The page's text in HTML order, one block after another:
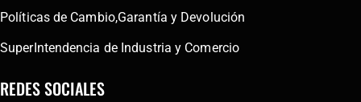
Políticas de Cambio,Garantía y Devolución
SuperIntendencia de Industria y Comercio
REDES SOCIALES